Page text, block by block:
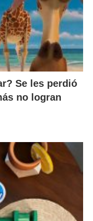
Se les perdió
no logran